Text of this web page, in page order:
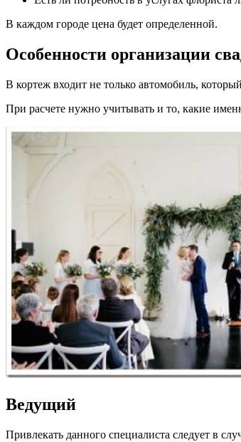
В каждом городе цена будет определенной.
Особенности организации
В кортеж входит не только автомобиль,
При расчете нужно учитывать и то, какие
Ведущий
Привлекать данного специалиста следует в